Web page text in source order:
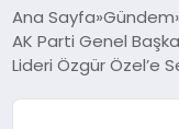
GÜNDEM
DÜNYA
Ana Sayfa Gündem
AK Parti Genel
Lideri Özgür Özel’e